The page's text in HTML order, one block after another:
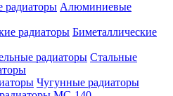
Алюминиевые
Биметаллические
Стальные
Чугунные радиаторы